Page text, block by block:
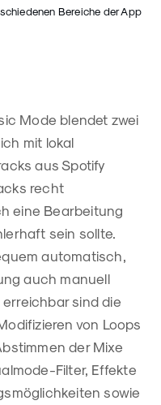
Bereiche der App
Mode blendet zwei
mit lokal
aus Spotify
recht
eine Bearbeitung
sein sollte.
automatisch,
auch manuell
sind die
von Loops
der Mixe
Filter, Effekte
sowie